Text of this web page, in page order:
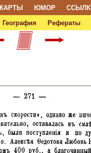
КАРТЫ ЮМОР
География Рефераты